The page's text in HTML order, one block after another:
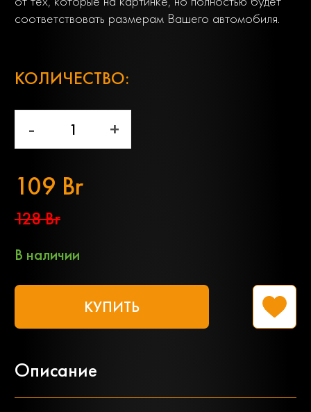
соответствовать размерам Вашего автомобиля.
КОЛИЧЕСТВО:
- +
109 Br
128 Br
В наличии
КУПИТЬ
Описание